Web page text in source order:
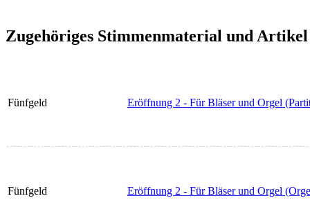
Zugehöriges Stimmenmaterial und Artikel
Fünfgeld Eröffnung 2 - Für Bläser und Orgel
Fünfgeld Eröffnung 2 - Für Bläser und Orgel